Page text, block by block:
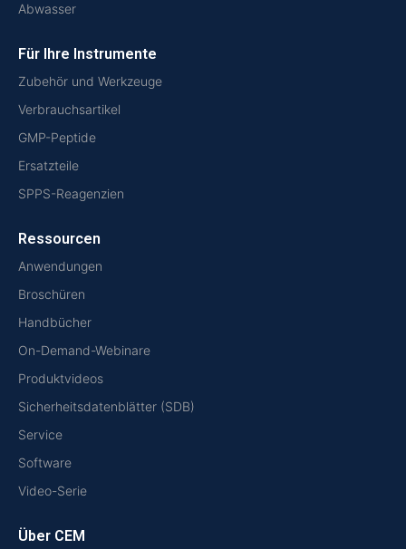
Abwasser
Für Ihre Instrumente
Zubehör und Werkzeuge
Verbrauchsartikel
GMP-Peptide
Ersatzteile
SPPS-Reagenzien
Ressourcen
Anwendungen
Broschüren
Handbücher
On-Demand-Webinare
Produktvideos
Sicherheitsdatenblätter (SDB)
Service
Software
Video-Serie
Über CEM